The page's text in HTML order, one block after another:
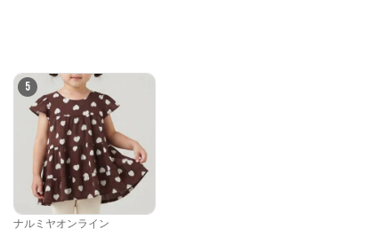
5
ナルミヤオンライン